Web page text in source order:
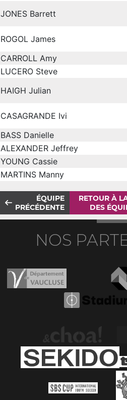
JONES Barrett
ROGOL James
CARROLL Amy
LUCERO Steve
HAIGH Julian
CASAGRANDE Ivi
BASS Danielle
ALEXANDER Jeffrey
YOUNG Cassie
MARTINS Manny
ÉQUIPE
PRÉCÉDENTE
RETOUR À
DES
NOS